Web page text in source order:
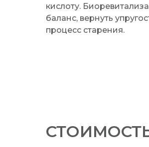
кислоту.
баланс, вернуть
процесс старения.